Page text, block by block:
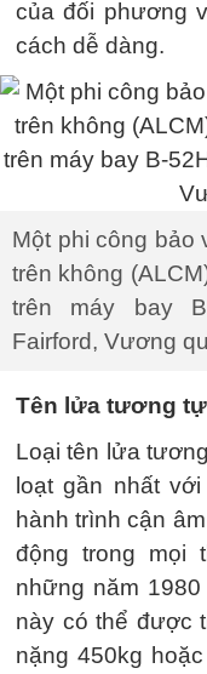
của đối phương
cách dễ dàng.
Một phi công bảo
trên không
trên máy bay
Fairford, Vương
Tên lửa tương
Loại tên lửa
loạt gần nhất
hành trình cận
động trong mọi
những năm
này có thể được
nặng 450kg